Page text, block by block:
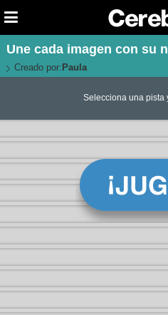
Une cada imagen con su
Creado por: Paula
Selecciona una pista